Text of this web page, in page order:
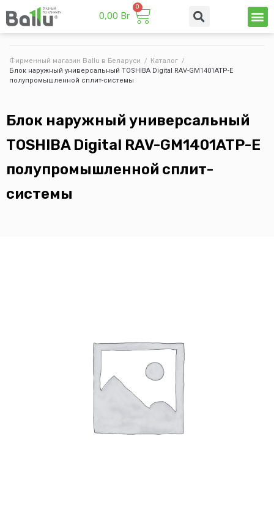
0,00 Br
Фирменный магазин Ballu в Беларуси / Каталог /
Блок наружный универсальный TOSHIBA Digital RAV-GM1401ATP-E
полупромышленной сплит-системы
Блок наружный универсальный
TOSHIBA Digital RAV-GM1401ATP-E
полупромышленной сплит-
системы